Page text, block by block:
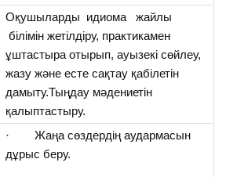
Оқушыларды идиома жайлы
білімін жетілдіру, практикамен
ұштастыра отырып, ауызекі сөйлеу,
жазу және есте сақтау қабілетін
дамыту.Тыңдау мәдениетін
қалыптастыру.
· Жаңа сөздердің аудармасын
дұрыс беру.